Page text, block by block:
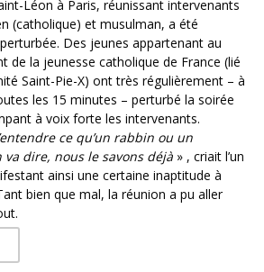
Léon à Paris, réunissant intervenants
(catholique) et musulman, a été
Des jeunes appartenant au
de la jeunesse catholique de France (lié
Saint-Pie-X) ont très régulièrement – à
les 15 minutes – perturbé la soirée
à voix forte les intervenants.
ce qu’un rabbin ou un
va dire, nous le savons déjà » , criait l’un
ainsi une certaine inaptitude à
bien que mal, la réunion a pu aller